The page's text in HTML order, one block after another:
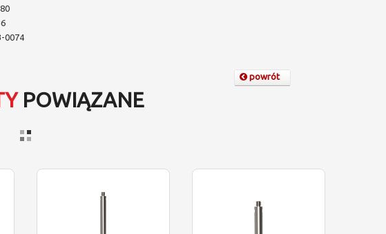
0074
powrót
POWIĄZANE